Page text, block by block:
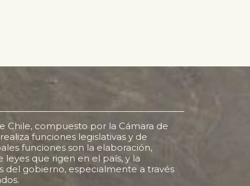
Chile, compuesto por la Cámara de
funciones legislativas y de
funciones son la elaboración,
que rigen en el país, y la
del gobierno, especialmente a través